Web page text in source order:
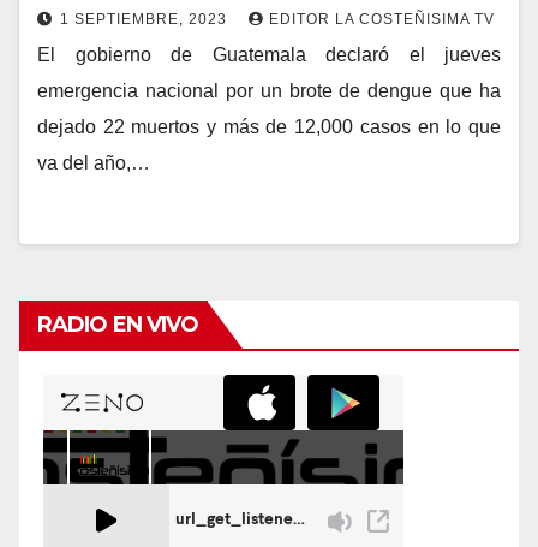
1 SEPTIEMBRE, 2023 EDITOR LA COSTEÑISIMA TV
El gobierno de Guatemala declaró el jueves
emergencia nacional por un brote de dengue que ha
dejado 22 muertos y más de 12,000 casos en lo que
va del año,…
RADIO EN VIVO